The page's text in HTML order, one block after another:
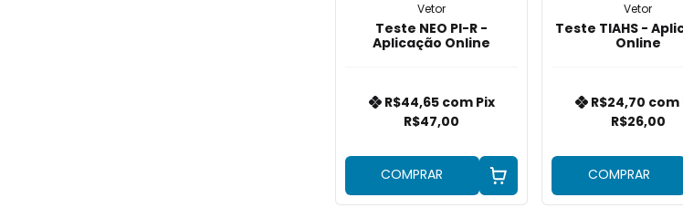
Vetor
Teste NEO PI-R -
Aplicação Online
R$47,00
R$44,65 com Pix
COMPRAR
Vetor
Teste TIAHS -
Online
R$26,00
R$24,70 com
COMPRAR